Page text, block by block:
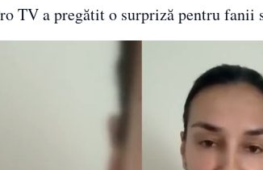
TV a pregătit o surpriză pentru fanii